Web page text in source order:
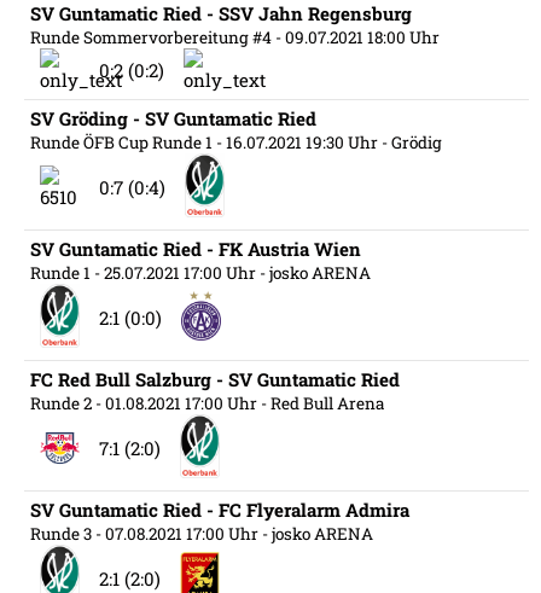
SV Guntamatic Ried - SSV Jahn Regensburg
Runde Sommervorbereitung #4 - 09.07.2021 18:00 Uhr
0:2 (0:2)
SV Gröding - SV Guntamatic Ried
Runde ÖFB Cup Runde 1 - 16.07.2021 19:30 Uhr - Grödig
0:7 (0:4)
SV Guntamatic Ried - FK Austria Wien
Runde 1 - 25.07.2021 17:00 Uhr - josko ARENA
2:1 (0:0)
FC Red Bull Salzburg - SV Guntamatic Ried
Runde 2 - 01.08.2021 17:00 Uhr - Red Bull Arena
7:1 (2:0)
SV Guntamatic Ried - FC Flyeralarm Admira
Runde 3 - 07.08.2021 17:00 Uhr - josko ARENA
2:1 (2:0)